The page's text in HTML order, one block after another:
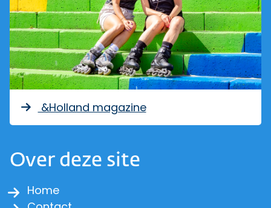
&Holland magazine
Over deze site
Home